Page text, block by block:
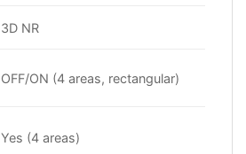
3D NR
OFF/ON (4 areas, rectangular)
Yes (4 areas)